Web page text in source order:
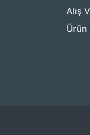
Alış
Ürün